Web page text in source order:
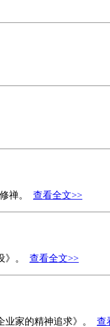
禅。 查看全文>>
》。 查看全文>>
业家的精神追求》。 查